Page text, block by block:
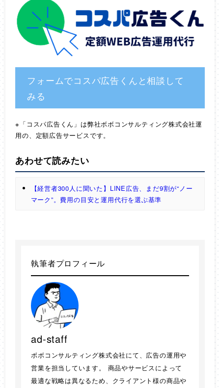
フォームでコスパ広告くんと相談して
みる
※「コスパ広告くん」は弊社ボボコンサルティング株式会社運
用の、定額広告サービスです。
あわせて読みたい
【経営者300人に聞いた】LINE広告、まだ9割が“ノー
マーク”。費用の目安と運用代行を選ぶ基準
執筆者プロフィール
ad-staff
ボボコンサルティング株式会社にて、広告の運用や
営業を担当しています。 商品やサービスによって
最適な戦略は異なるため、クライアント様の商品や